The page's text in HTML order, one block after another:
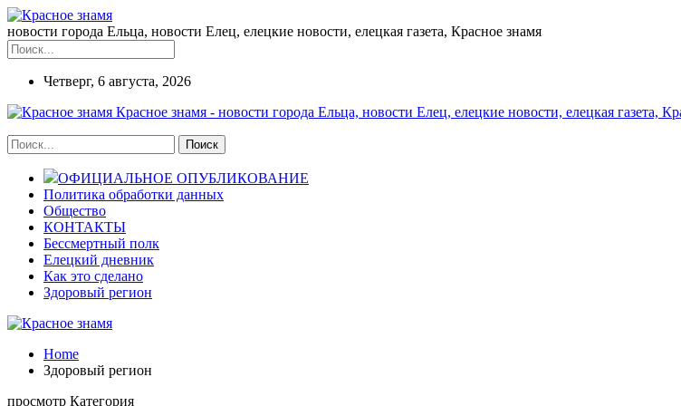
новости города Ельца, новости Елец, елецкие новости, елецкая газета, Красное знамя
Четверг, 6 августа, 2026
Красное знамя - новости города Ельца, новости Елец, елецкие новости, елецкая газета,
ОФИЦИАЛЬНОЕ ОПУБЛИКОВАНИЕ
Политика обработки данных
Общество
КОНТАКТЫ
Бессмертный полк
Елецкий дневник
Как это сделано
Здоровый регион
Home
Здоровый регион
просмотр Категория